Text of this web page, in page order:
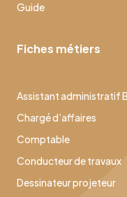
Guide
Fiches métiers
Assistant administratif
Chargé d’affaires
Comptable
Conducteur de travaux
Dessinateur projeteur